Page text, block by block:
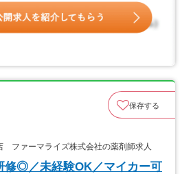
保存する
ファーマライズ株式会社の薬剤師求人
修◎／未経験OK／マイカー可